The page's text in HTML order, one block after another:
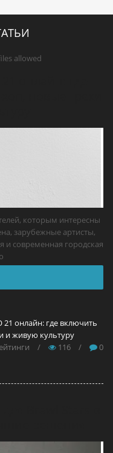
allowed
которым интересны
зарубежные артисты,
современная городская
21 онлайн: где включить
и живую культуру
/ 116 / 0